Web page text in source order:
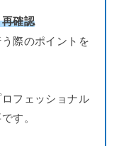
確認
際のポイントを
フェッショナル
す。